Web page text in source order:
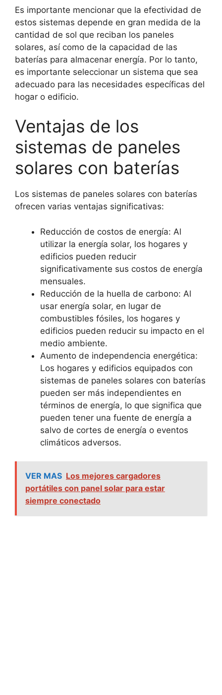
Es importante mencionar que la efectividad de
estos sistemas depende en gran medida de la
cantidad de sol que reciban los paneles
solares, así como de la capacidad de las
baterías para almacenar energía. Por lo tanto,
es importante seleccionar un sistema que sea
adecuado para las necesidades específicas del
hogar o edificio.
Ventajas de los
sistemas de paneles
solares con baterías
Los sistemas de paneles solares con baterías
ofrecen varias ventajas significativas:
Reducción de costos de energía: Al
utilizar la energía solar, los hogares y
edificios pueden reducir
significativamente sus costos de energía
mensuales.
Reducción de la huella de carbono: Al
usar energía solar, en lugar de
combustibles fósiles, los hogares y
edificios pueden reducir su impacto en el
medio ambiente.
Aumento de independencia energética:
Los hogares y edificios equipados con
sistemas de paneles solares con baterías
pueden ser más independientes en
términos de energía, lo que significa que
pueden tener una fuente de energía a
salvo de cortes de energía o eventos
climáticos adversos.
VER MAS Los mejores cargadores
portátiles con panel solar para estar
siempre conectado